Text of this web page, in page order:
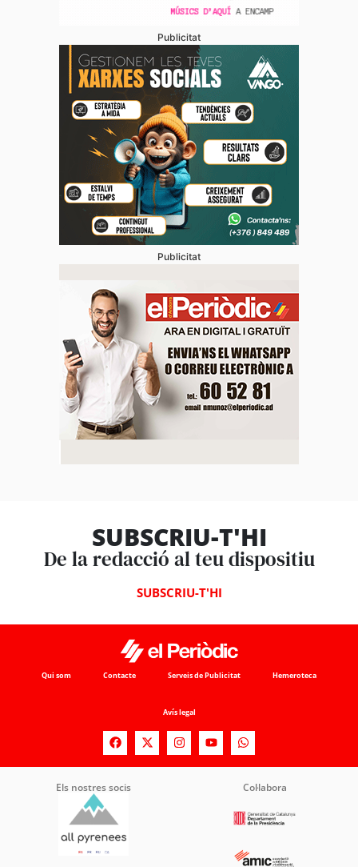
Publicitat
Publicitat
SUBSCRIU-T'HI
De la redacció al teu dispositiu
SUBSCRIU-T'HI
Qui som Contacte Serveis de Publicitat Hemeroteca
Avís legal
Els nostres socis Col·labora